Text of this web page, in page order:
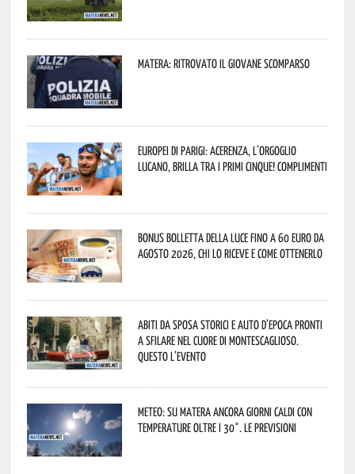
Matera: ritrovato il giovane scomparso
Europei di Parigi: Acerenza, l’orgoglio
lucano, brilla tra i primi cinque! Complimenti
Bonus bolletta della luce fino a 60 euro da
agosto 2026, chi lo riceve e come ottenerlo
Abiti da sposa storici e auto d’epoca pronti
a sfilare nel cuore di Montescaglioso.
Questo l’evento
Meteo: su Matera ancora giorni caldi con
temperature oltre i 30°. Le previsioni